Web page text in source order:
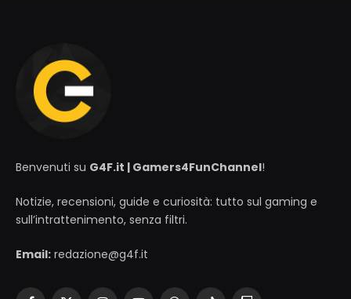
Benvenuti su G4F.it | Gamers4FunChannel!
Notizie, recensioni, guide e curiosità: tutto sul gaming e
sull’intrattenimento, senza filtri.
Email: redazione@g4f.it